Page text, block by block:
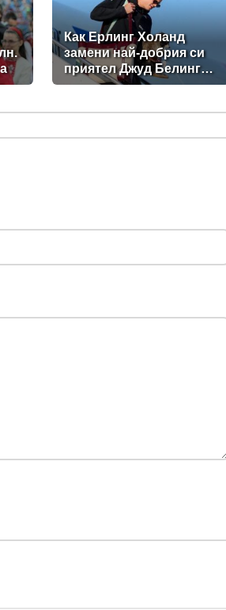
Championship 2026
Как Ерлинг Холанд
замени най-добрия си
приятел Джуд Белингам
с пиян енот?